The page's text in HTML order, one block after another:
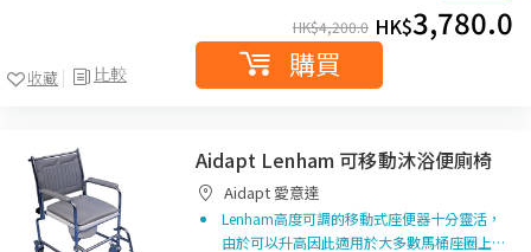
比較
收藏
HK$4,200.0 HK$3,780.0
購買
Aidapt Lenham 可移動沐浴便廁椅
Aidapt 愛意達
Lenham高度可調的移動式座便器十分靈活，
由於可以升高因此適用於大多數馬桶座圈上…